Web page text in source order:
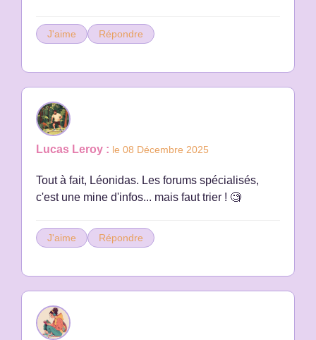
J'aime Répondre
Lucas Leroy : le 08 Décembre 2025
Tout à fait, Léonidas. Les forums spécialisés,
c'est une mine d'infos... mais faut trier ! 🧐
J'aime Répondre